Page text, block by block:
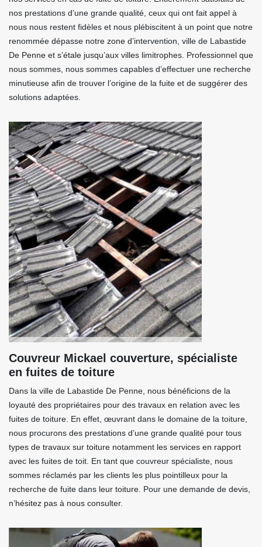
nos prestations d’une grande qualité, ceux qui ont fait appel à
nous nous restent fidèles et nous plébiscitent à un point que notre
renommée dépasse notre zone d’intervention, ville de Labastide
De Penne et s’étale jusqu’aux villes limitrophes. Professionnel que
nous sommes, nous sommes capables d’effectuer une recherche
minutieuse afin de trouver l’origine de la fuite et de suggérer des
solutions adaptées.
Couvreur Mickael couverture, spécialiste
en fuites de toiture
Dans la ville de Labastide De Penne, nous bénéficions de la
loyauté des propriétaires pour des travaux en relation avec les
fuites de toiture. En effet, œuvrant dans le domaine de la toiture,
nous procurons des prestations d’une grande qualité pour tous
types de travaux sur toiture notamment les services en rapport
avec les fuites de toit. En tant que couvreur spécialiste, nous
sommes réclamés par les clients les plus pointilleux pour la
recherche de fuite dans leur toiture. Pour une demande de devis,
n’hésitez pas à nous consulter.